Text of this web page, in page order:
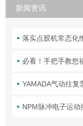
新闻资讯
必看！手把手教您
YAMADA气动往复
NPM脉冲电子运